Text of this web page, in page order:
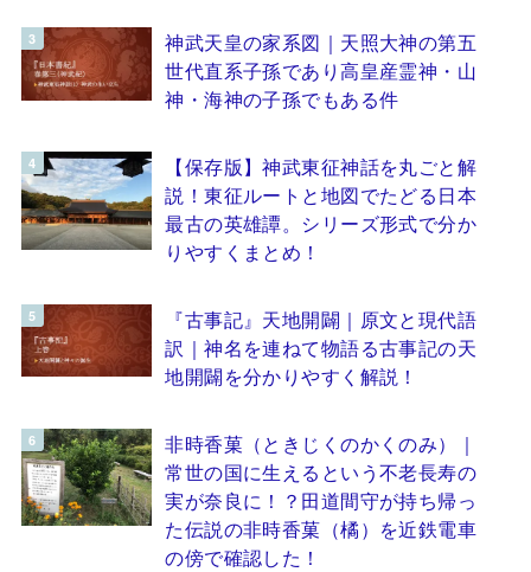
神武天皇の家系図｜天照大神の第五
世代直系子孫であり高皇産霊神・山
神・海神の子孫でもある件
【保存版】神武東征神話を丸ごと解
説！東征ルートと地図でたどる日本
最古の英雄譚。シリーズ形式で分か
りやすくまとめ！
『古事記』天地開闢｜原文と現代語
訳｜神名を連ねて物語る古事記の天
地開闢を分かりやすく解説！
非時香菓（ときじくのかくのみ）｜
常世の国に生えるという不老長寿の
実が奈良に！？田道間守が持ち帰っ
た伝説の非時香菓（橘）を近鉄電車
の傍で確認した！